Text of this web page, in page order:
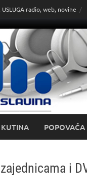
USLUGA radio, web, novine
KUTINA POPOVAČA
i